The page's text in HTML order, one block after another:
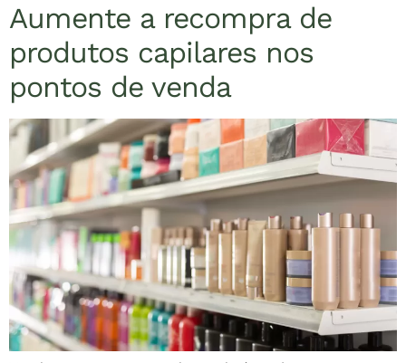
Aumente a recompra de
produtos capilares nos
pontos de venda